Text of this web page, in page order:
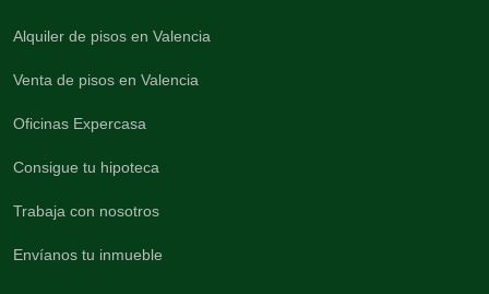
Alquiler de pisos en Valencia
Venta de pisos en Valencia
Oficinas Expercasa
Consigue tu hipoteca
Trabaja con nosotros
Envíanos tu inmueble